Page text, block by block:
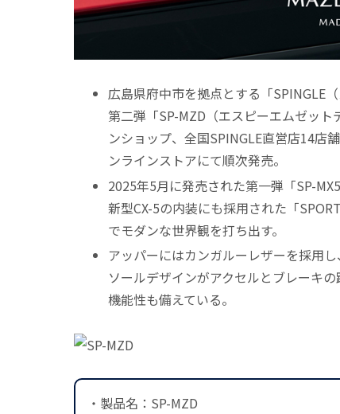
広島県府中市を拠点とする「SPINGLE
第二弾「SP-MZD（エスピーエムゼッ
ンショップ、全国SPINGLE直営店14店
ンラインストアにて順次発売。
2025年5月に発売された第一弾「SP-
新型CX-5の内装にも採用された「
でモダンな世界観を打ち出す。
アッパーにはカンガルーレザーを採用
ソールデザインがアクセルとブレーキ
機能性も備えている。
・製品名：SP-MZD